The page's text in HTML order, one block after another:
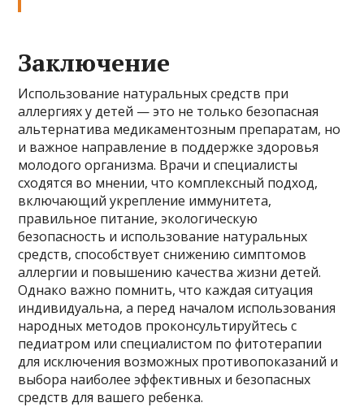
Заключение
Использование натуральных средств при
аллергиях у детей — это не только безопасная
альтернатива медикаментозным препаратам, но
и важное направление в поддержке здоровья
молодого организма. Врачи и специалисты
сходятся во мнении, что комплексный подход,
включающий укрепление иммунитета,
правильное питание, экологическую
безопасность и использование натуральных
средств, способствует снижению симптомов
аллергии и повышению качества жизни детей.
Однако важно помнить, что каждая ситуация
индивидуальна, а перед началом использования
народных методов проконсультируйтесь с
педиатром или специалистом по фитотерапии
для исключения возможных противопоказаний и
выбора наиболее эффективных и безопасных
средств для вашего ребенка.